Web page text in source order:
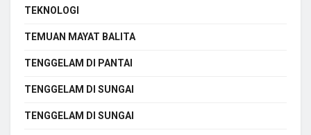
TEKNOLOGI
TEMUAN MAYAT BALITA
TENGGELAM DI PANTAI
TENGGELAM DI SUNGAI
TENGGELAM DI SUNGAI